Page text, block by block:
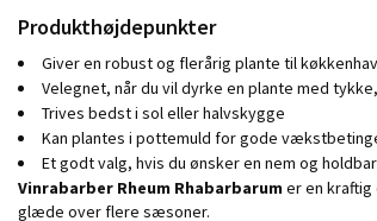
Produkthøjdepunkter
Giver en robust og flerårig plante til
Velegnet, når du vil dyrke en plante med
Trives bedst i sol eller halvskygge
Kan plantes i pottemuld for gode
Et godt valg, hvis du ønsker en nem og
Vinrabarber Rheum Rhabarbarum er en
glæde over flere sæsoner.